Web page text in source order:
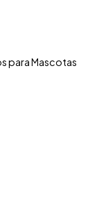
para Mascotas